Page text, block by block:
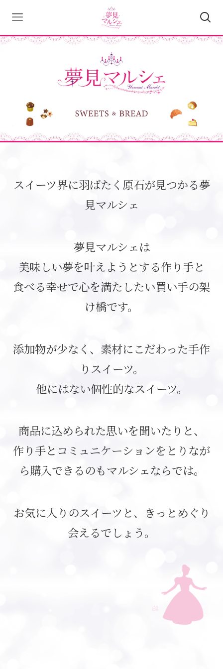
スイーツ界に羽ばたく原石が見つかる夢
見マルシェ
夢見マルシェは
美味しい夢を叶えようとする作り手と
食べる幸せで心を満たしたい買い手の架
け橋です。
添加物が少なく、素材にこだわった手作
りスイーツ。
他にはない個性的なスイーツ。
商品に込められた思いを聞いたりと、
作り手とコミュニケーションをとりなが
ら購入できるのもマルシェならでは。
お気に入りのスイーツと、きっとめぐり
会えるでしょう。